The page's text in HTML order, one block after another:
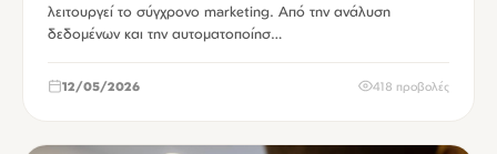
λειτουργεί το σύγχρονο marketing. Από την ανάλυση
δεδομένων και την αυτοματοποίησ…
12/05/2026 418 προβολές